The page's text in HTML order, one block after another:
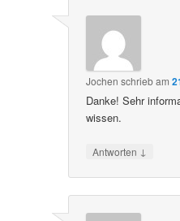
Jochen schriebam
Danke! Sehr
wissen.
Antworten ↓